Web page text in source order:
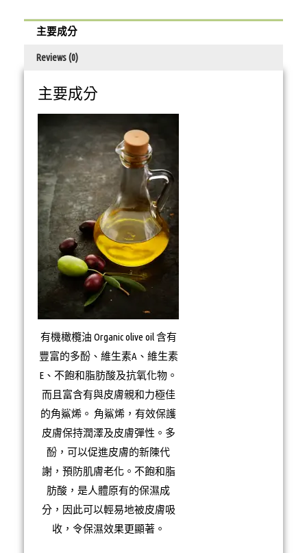
主要成分
Reviews (0)
主要成分
有機橄欖油 Organic olive oil 含有
豐富的多酚、維生素A、維生素
E、不飽和脂肪酸及抗氧化物。
而且富含有與皮膚親和力極佳
的角鯊烯。 角鯊烯，有效保護
皮膚保持潤澤及皮膚彈性。多
酚，可以促進皮膚的新陳代
謝，預防肌膚老化。不飽和脂
肪酸，是人體原有的保濕成
分，因此可以輕易地被皮膚吸
收，令保濕效果更顯著。